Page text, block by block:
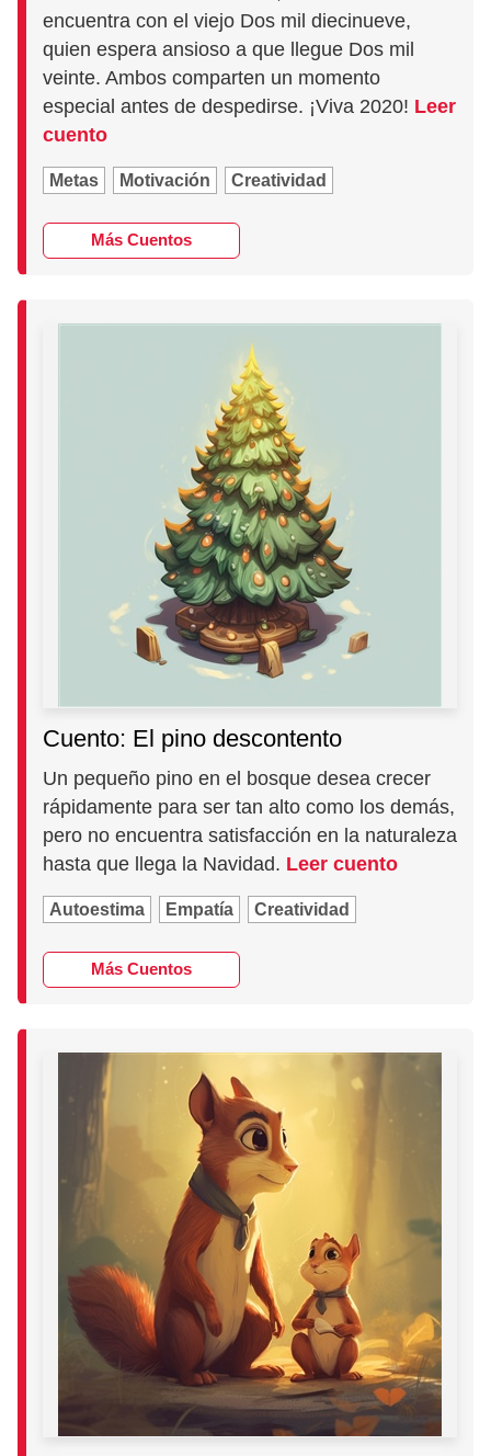
encuentra con el viejo Dos mil diecinueve,
quien espera ansioso a que llegue Dos mil
veinte. Ambos comparten un momento
especial antes de despedirse. ¡Viva 2020! Leer
cuento
Metas Motivación Creatividad
Más Cuentos
Cuento: El pino descontento
Un pequeño pino en el bosque desea crecer
rápidamente para ser tan alto como los demás,
pero no encuentra satisfacción en la naturaleza
hasta que llega la Navidad. Leer cuento
Autoestima Empatía Creatividad
Más Cuentos